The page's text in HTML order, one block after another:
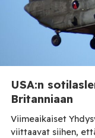
USA:n
Britanniaan
Viimeaikaiset
viittaavat siihen,